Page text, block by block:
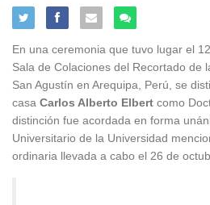
En una ceremonia que tuvo lugar el
Sala de Colaciones del Recortado de
San Agustín en Arequipa, Perú, se
casa Carlos Alberto Elbert como
distinción fue acordada en forma
Universitario de la Universidad
ordinaria llevada a cabo el 26 de